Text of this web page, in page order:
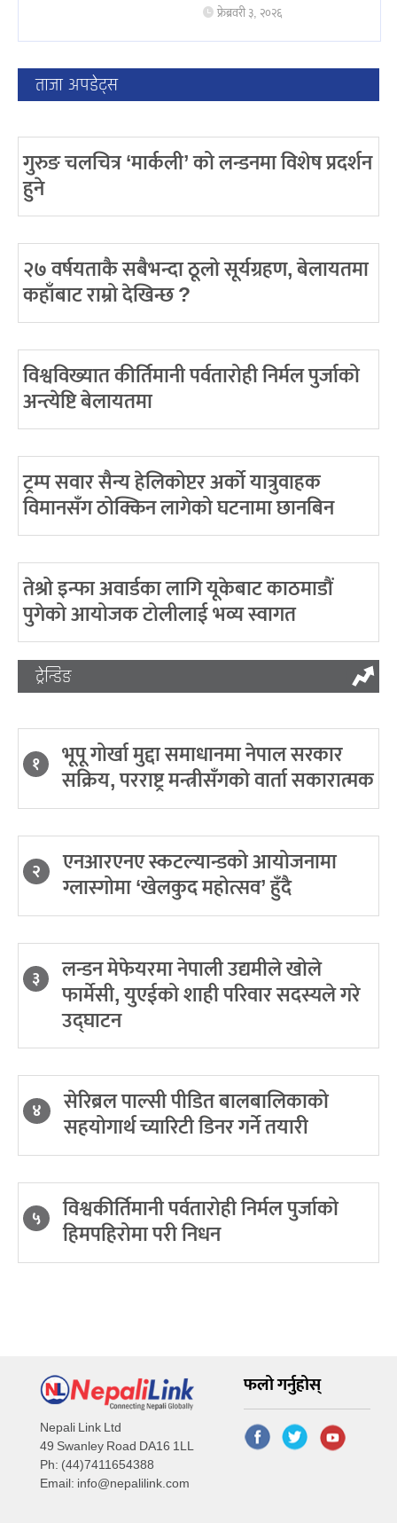
फ्रेब्रवरी ३, २०२६
ताजा अपडेट्स
गुरुङ चलचित्र ‘मार्कली’ को लन्डनमा विशेष प्रदर्शन
हुने
२७ वर्षयताकै सबैभन्दा ठूलो सूर्यग्रहण, बेलायतमा
कहाँबाट राम्रो देखिन्छ ?
विश्वविख्यात कीर्तिमानी पर्वतारोही निर्मल पुर्जाको
अन्त्येष्टि बेलायतमा
ट्रम्प सवार सैन्य हेलिकोप्टर अर्को यात्रुवाहक
विमानसँग ठोक्किन लागेको घटनामा छानबिन
तेश्रो इन्फा अवार्डका लागि यूकेबाट काठमाडौं
पुगेको आयोजक टोलीलाई भव्य स्वागत
ट्रेन्डिङ
१ भूपू गोर्खा मुद्दा समाधानमा नेपाल सरकार
सक्रिय, परराष्ट्र मन्त्रीसँगको वार्ता सकारात्मक
२ एनआरएनए स्कटल्यान्डको आयोजनामा
ग्लास्गोमा ‘खेलकुद महोत्सव’ हुँदै
३ लन्डन मेफेयरमा नेपाली उद्यमीले खोले
फार्मेसी, युएईको शाही परिवार सदस्यले गरे
उद्घाटन
४ सेरिब्रल पाल्सी पीडित बालबालिकाको
सहयोगार्थ च्यारिटी डिनर गर्ने तयारी
५ विश्वकीर्तिमानी पर्वतारोही निर्मल पुर्जाको
हिमपहिरोमा परी निधन
Nepali Link Ltd
49 Swanley Road DA16 1LL
Ph: (44)7411654388
Email: info@nepalilink.com
फलो गर्नुहोस्